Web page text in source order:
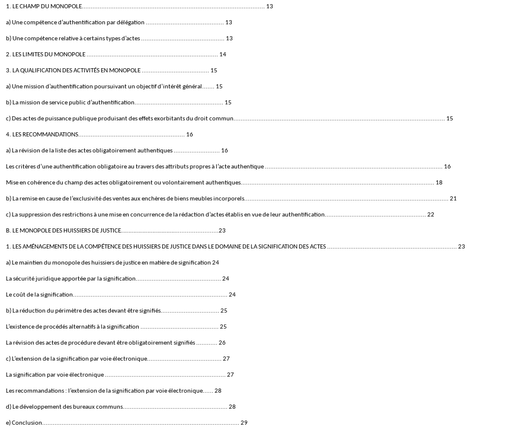
1. LE CHAMP DU MONOPOLE....................................................................................................... 13
a) Une compétence d’authentification par délégation ............................................ 13
b) Une compétence relative à certains types d’actes ............................................... 13
2. LES LIMITES DU MONOPOLE .......................................................................... 14
3. LA QUALIFICATION DES ACTIVITÉS EN MONOPOLE ...................................... 15
a) Une mission d’authentification poursuivant un objectif d’intérêt général....... 15
b) La mission de service public d’authentification.................................................. 15
c) Des actes de puissance publique produisant des effets exorbitants du droit commun....................................................................................................................... 15
4. LES RECOMMANDATIONS............................................................ 16
a) La révision de la liste des actes obligatoirement authentiques .......................... 16
Les critères d’une authentification obligatoire au travers des attributs propres à l’acte authentique .................................................................................................... 16
Mise en cohérence du champ des actes obligatoirement ou volontairement authentiques............................................................................................................. 18
b) La remise en cause de l’exclusivité des ventes aux enchères de biens meubles incorporels................................................................................................................... 21
c) La suppression des restrictions à une mise en concurrence de la rédaction d’actes établis en vue de leur authentification......................................................... 22
B. LE MONOPOLE DES HUISSIERS DE JUSTICE……………………………….......................23
1. LES AMÉNAGEMENTS DE LA COMPÉTENCE DES HUISSIERS DE JUSTICE DANS LE DOMAINE DE LA SIGNIFICATION DES ACTES ......................................................................... 23
a) Le maintien du monopole des huissiers de justice en matière de signification 24
La sécurité juridique apportée par la signification................................................ 24
Le coût de la signification....................................................................................... 24
b) La réduction du périmètre des actes devant être signifiés................................. 25
L’existence de procédés alternatifs à la signification ............................................ 25
La révision des actes de procédure devant être obligatoirement signifiés ............ 26
c) L’extension de la signification par voie électronique.......................................... 27
La signification par voie électronique .................................................................... 27
Les recommandations : l’extension de la signification par voie électronique...... 28
d) Le développement des bureaux communs........................................................... 28
e) Conclusion............................................................................................................... 29